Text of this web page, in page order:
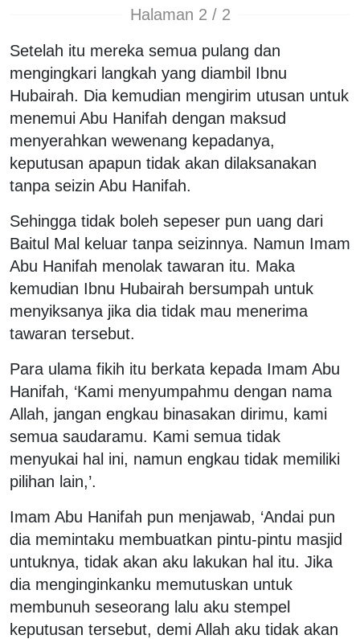
Halaman 2 / 2
Setelah itu mereka semua pulang dan
mengingkari langkah yang diambil Ibnu
Hubairah. Dia kemudian mengirim utusan untuk
menemui Abu Hanifah dengan maksud
menyerahkan wewenang kepadanya,
keputusan apapun tidak akan dilaksanakan
tanpa seizin Abu Hanifah.
Sehingga tidak boleh sepeser pun uang dari
Baitul Mal keluar tanpa seizinnya. Namun Imam
Abu Hanifah menolak tawaran itu. Maka
kemudian Ibnu Hubairah bersumpah untuk
menyiksanya jika dia tidak mau menerima
tawaran tersebut.
Para ulama fikih itu berkata kepada Imam Abu
Hanifah, ‘Kami menyumpahmu dengan nama
Allah, jangan engkau binasakan dirimu, kami
semua saudaramu. Kami semua tidak
menyukai hal ini, namun engkau tidak memiliki
pilihan lain,’.
Imam Abu Hanifah pun menjawab, ‘Andai pun
dia memintaku membuatkan pintu-pintu masjid
untuknya, tidak akan aku lakukan hal itu. Jika
dia menginginkanku memutuskan untuk
membunuh seseorang lalu aku stempel
keputusan tersebut, demi Allah aku tidak akan